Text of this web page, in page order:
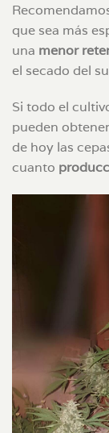
que sea más
una menor
el secado del
Si todo el
pueden obtener
de hoy las
cuanto